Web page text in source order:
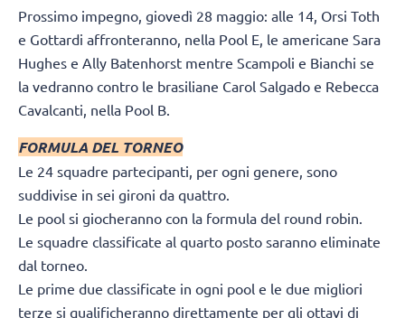
Prossimo impegno, giovedì 28 maggio: alle 14, Orsi Toth
e Gottardi affronteranno, nella Pool E, le americane Sara
Hughes e Ally Batenhorst mentre Scampoli e Bianchi se
la vedranno contro le brasiliane Carol Salgado e Rebecca
Cavalcanti, nella Pool B.
FORMULA DEL TORNEO
Le 24 squadre partecipanti, per ogni genere, sono
suddivise in sei gironi da quattro.
Le pool si giocheranno con la formula del round robin.
Le squadre classificate al quarto posto saranno eliminate
dal torneo.
Le prime due classificate in ogni pool e le due migliori
terze si qualificheranno direttamente per gli ottavi di